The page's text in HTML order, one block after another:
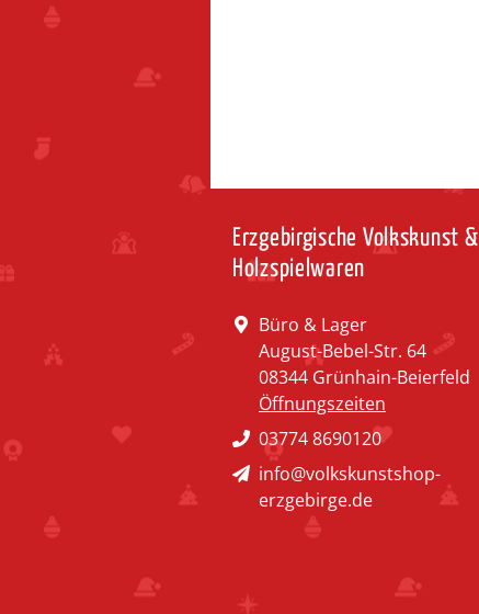
Erzgebirgische Volkskunst &
Holzspielwaren
Büro & Lager
August-Bebel-Str. 64
08344 Grünhain-Beierfeld
Öffnungszeiten
03774 8690120
info@volkskunstshop-
erzgebirge.de